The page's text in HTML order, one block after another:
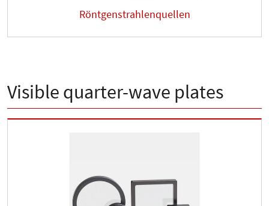
Röntgenstrahlenquellen
Visible quarter-wave plates